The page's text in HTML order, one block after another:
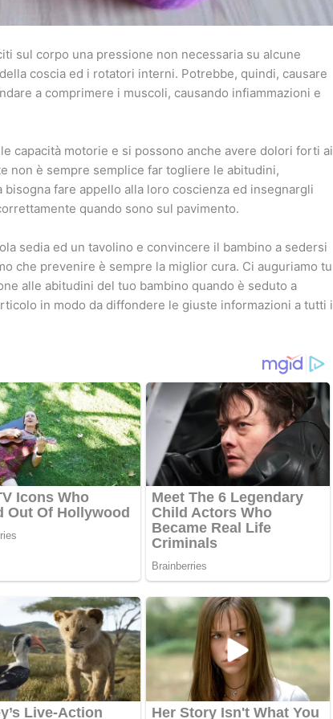
sul corpo una pressione non necessaria su alcune
coscia ed i rotatori interni. Potrebbe, quindi, causare
a comprimere i muscoli, causando infiammazioni e
capacità motorie e si possono anche avere dolori forti ai
non è sempre semplice far togliere le abitudini,
fare appello alla loro coscienza ed insegnargli
quando sono sul pavimento.
sedia ed un tavolino e convincere il bambino a sedersi
che prevenire è sempre la miglior cura. Ci auguriamo tu
alle abitudini del tuo bambino quando è seduto a
in modo da diffondere le giuste informazioni a tutti i